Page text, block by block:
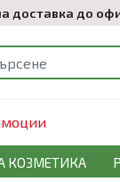
доставка до
КОЗМЕТИКА